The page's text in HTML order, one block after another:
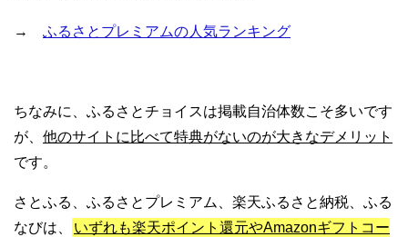
→ ふるさとプレミアムの人気ランキング
ちなみに、ふるさとチョイスは掲載自治体数こそ多いです
が、 他のサイトに比べて特典がないのが大きなデメリット
です。
さとふる、ふるさとプレミアム、楽天ふるさと納税、ふる
なびは、
いずれも楽天ポイント還元やAmazonギフトコー